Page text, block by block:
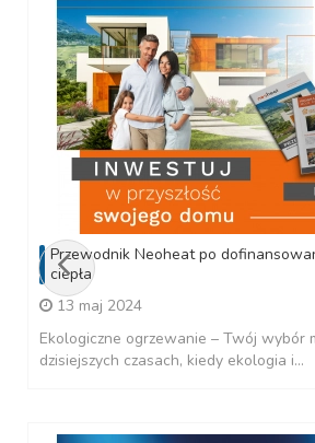
Przewodnik Neoheat po
ciepła
13 maj 2024
Ekologiczne ogrzewanie – Twój wybór
dzisiejszych czasach, kiedy ekologia i...